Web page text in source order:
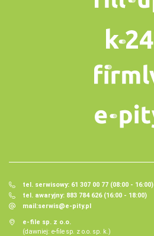
tel. serwisowy: 61 307 00 77 (08:00 - 16:00)
tel. awaryjny: 883 784 626 (16:00 - 18:00)
mail:serwis@e-pity.pl
e-file sp. z o.o.
(dawniej: e-file sp. z o.o. sp. k.)